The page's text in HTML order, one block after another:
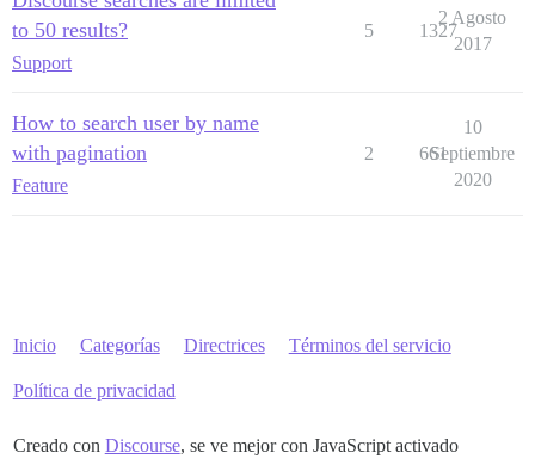
to 50 results?
Support
5 1327
2 Agosto
2017
How to search user by name
with pagination
Feature
2 661
10
Septiembre
2020
Inicio Categorías Directrices Términos del servicio
Política de privacidad
Creado con Discourse, se ve mejor con JavaScript activado